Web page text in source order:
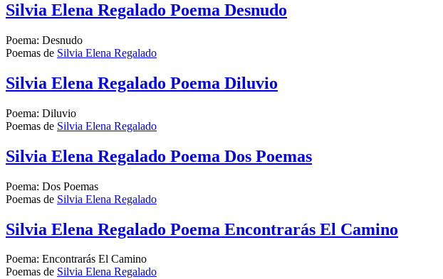
Silvia Elena Regalado Poema Desnudo
Poema: Desnudo
Poemas de Silvia Elena Regalado
Silvia Elena Regalado Poema Diluvio
Poema: Diluvio
Poemas de Silvia Elena Regalado
Silvia Elena Regalado Poema Dos Poemas
Poema: Dos Poemas
Poemas de Silvia Elena Regalado
Silvia Elena Regalado Poema Encontrarás El Camino
Poema: Encontrarás El Camino
Poemas de Silvia Elena Regalado